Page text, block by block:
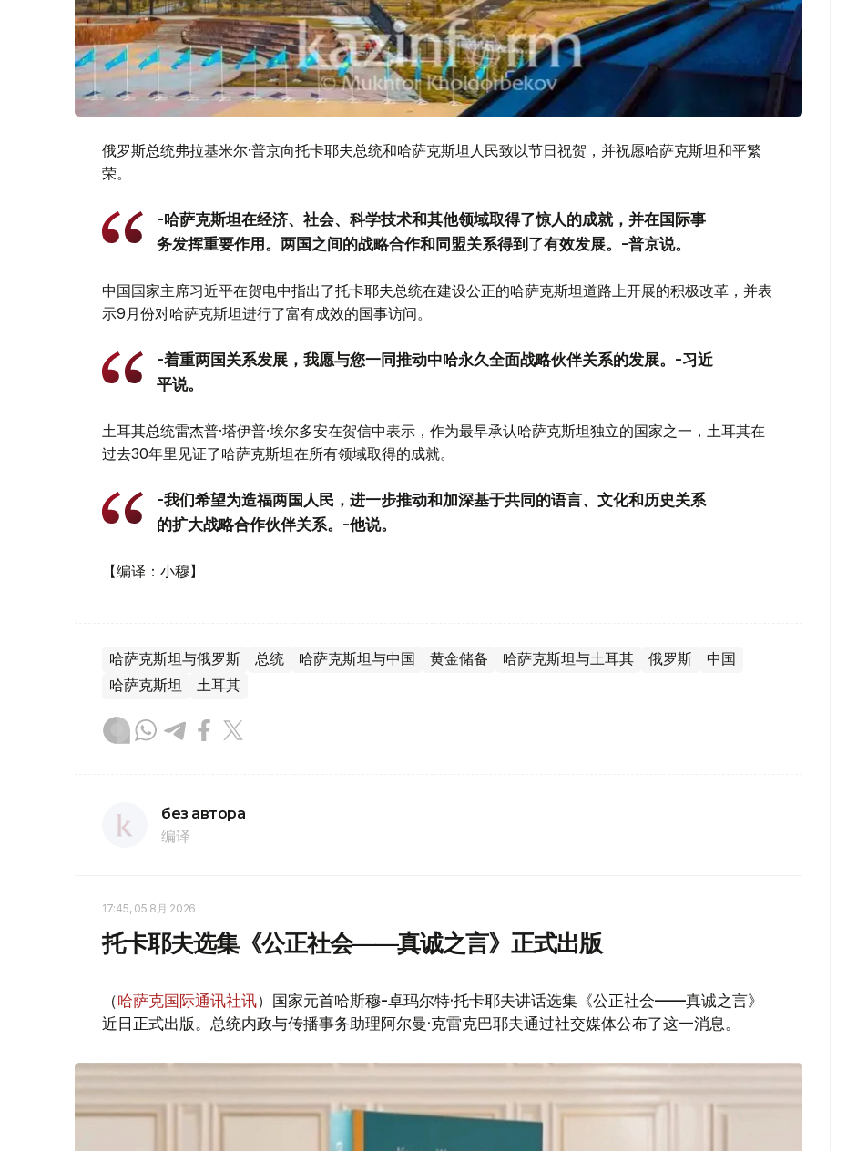
俄罗斯总统弗拉基米尔·普京向托卡耶夫总统和哈萨克斯坦人民致以节日祝贺，并祝愿哈萨克斯坦和平繁
荣。
-哈萨克斯坦在经济、社会、科学技术和其他领域取得了惊人的成就，并在国际事
务发挥重要作用。两国之间的战略合作和同盟关系得到了有效发展。-普京说。
中国国家主席习近平在贺电中指出了托卡耶夫总统在建设公正的哈萨克斯坦道路上开展的积极改革，并表
示9月份对哈萨克斯坦进行了富有成效的国事访问。
-着重两国关系发展，我愿与您一同推动中哈永久全面战略伙伴关系的发展。-习近
平说。
土耳其总统雷杰普·塔伊普·埃尔多安在贺信中表示，作为最早承认哈萨克斯坦独立的国家之一，土耳其在
过去30年里见证了哈萨克斯坦在所有领域取得的成就。
-我们希望为造福两国人民，进一步推动和加深基于共同的语言、文化和历史关系
的扩大战略合作伙伴关系。-他说。
【编译：小穆】
哈萨克斯坦与俄罗斯 总统 哈萨克斯坦与中国 黄金储备 哈萨克斯坦与土耳其 俄罗斯
中国
哈萨克斯坦
土耳其
без автора
编译
17:45, 05 8月 2026
托卡耶夫选集《公正社会——真诚之言》正式出版
（哈萨克国际通讯社讯）国家元首哈斯穆-卓玛尔特·托卡耶夫讲话选集《公正社会——真诚之言》
近日正式出版。总统内政与传播事务助理阿尔曼·克雷克巴耶夫通过社交媒体公布了这一消息。